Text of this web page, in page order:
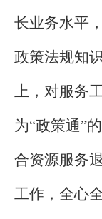
长业务水平
政策法规知
上，对服务
为“政策通”的
合资源服务
工作，全心